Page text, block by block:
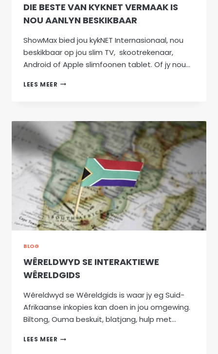
DIE BESTE VAN KYKNET VERMAAK IS
NOU AANLYN BESKIKBAAR
ShowMax bied jou kykNET Internasionaal, nou
beskikbaar op jou slim TV, skootrekenaar,
Android of Apple slimfoonen tablet. Of jy nou…
LEES MEER DIE
VERMAAK
IS
NOU
AANLYN
BESKIKBAAR
BLOG
WÊRELDWYD SE INTERAKTIEWE
WÊRELDGIDS
Wêreldwyd se Wêreldgids is waar jy eg Suid-
Afrikaanse inkopies kan doen in jou omgewing.
Biltong, Ouma beskuit, blatjang, hulp met…
LEES MEER WÊRELDWYD